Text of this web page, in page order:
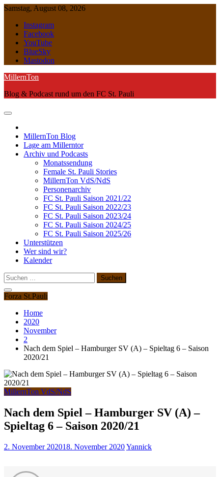
Skip
content
Samstag, August 08, 2026
Instagram
Facebook
YouTube
BlueSky
Mastodon
MillernTon
Blog & Podcast rund um den FC St. Pauli
MillernTon Blog
Lage am Millerntor
Archiv und Podcasts
Monatssendung
Female St. Pauli Stories
MillernTon VdS/NdS
Personenarchiv
FC St. Pauli Saison 2021/22
FC St. Pauli Saison 2022/23
FC St. Pauli Saison 2023/24
FC St. Pauli Saison 2024/25
FC St. Pauli Saison 2025/26
Unterstützen
Wer sind wir?
Kalender
Suchen
nach:
Forza St.Pauli
Home
2020
November
2
Nach dem Spiel – Hamburger SV (A) – Spieltag 6 – Saison
2020/21
MillernTon VdS/NdS
Nach dem Spiel – Hamburger SV (A) –
Spieltag 6 – Saison 2020/21
2. November 202018. November 2020Yannick